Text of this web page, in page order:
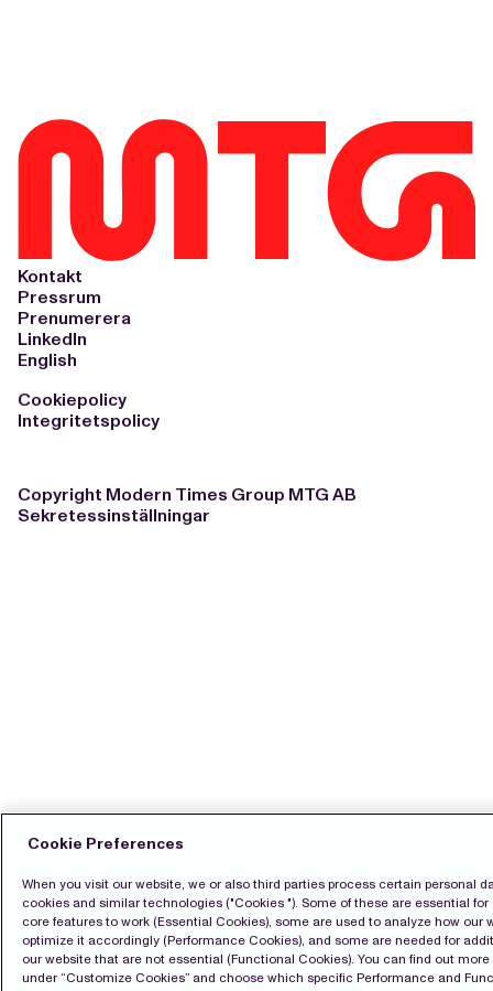
Kontakt
Pressrum
Prenumerera
LinkedIn
English
Cookiepolicy
Integritetspolicy
Copyright Modern Times Group MTG AB
Sekretessinställningar
Cookie Preferences
When you visit our website, we or also third parties process certain personal
cookies and similar technologies ("Cookies "). Some of these are essential
core features to work (Essential Cookies), some are used to analyze how our
optimize it accordingly (Performance Cookies), and some are needed for
our website that are not essential (Functional Cookies). You can find out
under “Customize Cookies” and choose which specific Performance and